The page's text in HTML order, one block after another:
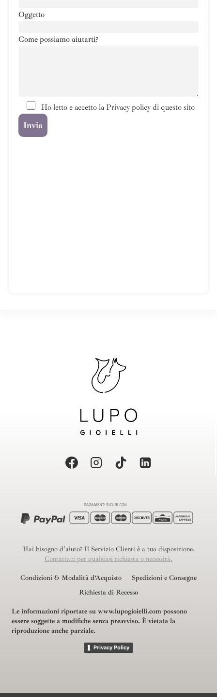
Oggetto
Come possiamo aiutarti?
Ho letto e accetto la Privacy policy di questo sito
Hai bisogno d'aiuto? Il Servizio Clienti è a tua disposizione.
Contattaci per qualsiasi richiesta o necessità.
Condizioni & Modalità d’Acquisto
Spedizioni e Consegne
Richiesta di Recesso
Le informazioni riportate su www.lupogioielli.com possono
essere soggette a modifiche senza preavviso. È vietata la
riproduzione anche parziale.
Privacy Policy